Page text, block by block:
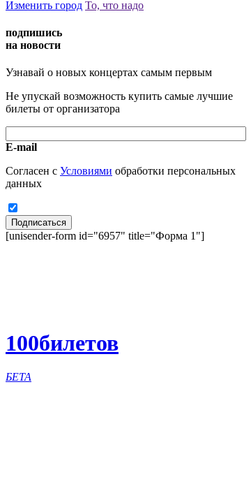
Изменить город То, что надо
подпишись
на новости
Узнавай о новых концертах самым первым
Не упускай возможность купить самые лучшие
билеты от организатора
E-mail
Согласен с Условиями обработки персональных
данных
Подписаться
[unisender-form id="6957" title="Форма 1"]
100билетов
БЕТА